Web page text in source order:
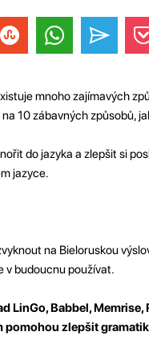
mnoho zajímavých
10 zábavných způsobů,
do jazyka a zlepšit si
jazyce.
na Bieloruskou
v budoucnu používat.
Babbel, Memrise,
zlepšit